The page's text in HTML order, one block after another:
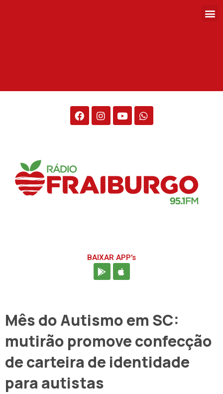
BAIXAR APP's
Mês do Autismo em SC:
mutirão promove confecção
de carteira de identidade
para autistas